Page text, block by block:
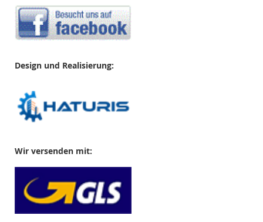
Design und Realisierung:
Wir versenden mit: